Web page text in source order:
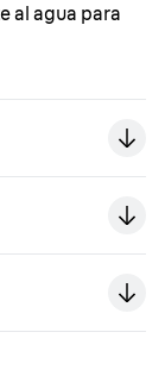
al agua para